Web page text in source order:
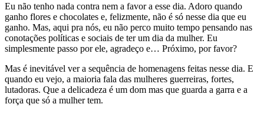
Eu não tenho nada contra nem a favor a esse dia. Adoro quando
ganho flores e chocolates e, felizmente, não é só nesse dia que eu
ganho. Mas, aqui pra nós, eu não perco muito tempo pensando nas
conotações políticas e sociais de ter um dia da mulher. Eu
simplesmente passo por ele, agradeço e… Próximo, por favor?
Mas é inevitável ver a sequência de homenagens feitas nesse dia. E
quando eu vejo, a maioria fala das mulheres guerreiras, fortes,
lutadoras. Que a delicadeza é um dom mas que guarda a garra e a
força que só a mulher tem.